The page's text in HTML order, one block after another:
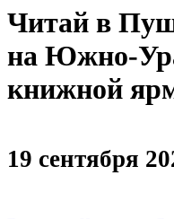
Читай в
на Южно-
книжной
19 сентября